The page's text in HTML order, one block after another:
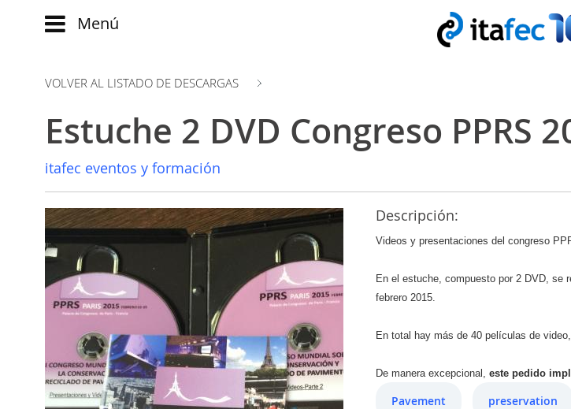
Menú
Main
INICIO
EVOLUCIÓN
PRODUMER
VIDEOS
TRANSFORMACIÓN
DIGITAL
EXPERIENCE
AUTORES
CONTACTO
VOLVER AL LISTADO DE DESCARGAS
Estuche 2 DVD Congreso PPRS
itafec eventos y formación
Descripción:
Videos y presentaciones del congreso
En el estuche, compuesto por 2 DVD, se
febrero 2015.
En total hay más de 40 películas de
De manera excepcional, este pedido
Pavement preservation